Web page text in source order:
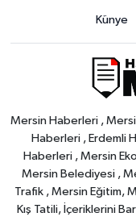
Künye
Mersin Haberleri ,
Haberleri , Erdemli
Haberleri , Mersin
Mersin Belediyesi ,
Trafik , Mersin Eğitim,
Kış Tatili, İçeriklerini